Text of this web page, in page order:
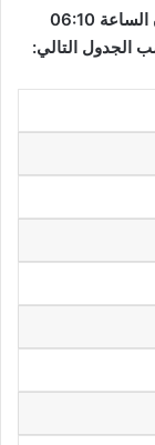
قطار 2009 «أسباني مطور»، يتحرك من أسوان الساعة 06:10